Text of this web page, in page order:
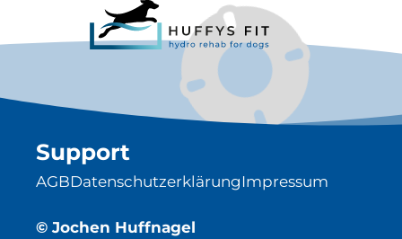
Support
AGBDatenschutzerklärung Impressum
© Jochen Huffnagel